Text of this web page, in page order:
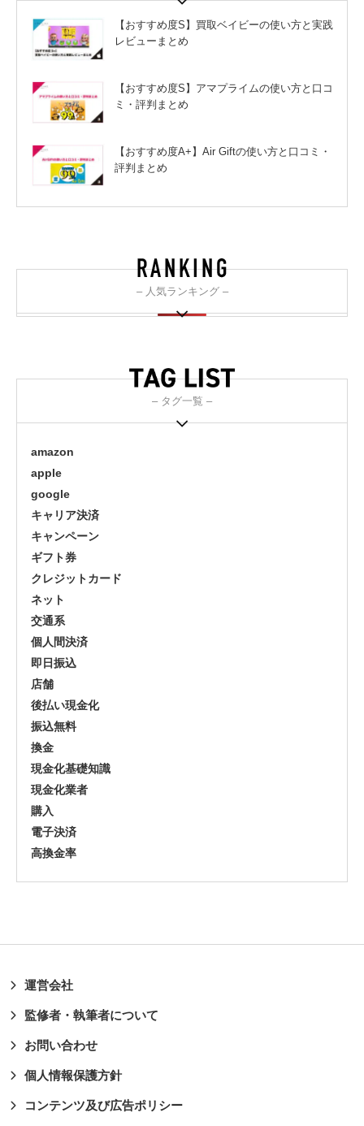
【おすすめ度S】買取ベイビーの使い方と実践
レビューまとめ
【おすすめ度S】アマプライムの使い方と口コ
ミ・評判まとめ
【おすすめ度A+】Air Giftの使い方と口コミ・
評判まとめ
– 人気ランキング –
– タグ一覧 –
amazon
apple
google
キャリア決済
キャンペーン
ギフト券
クレジットカード
ネット
交通系
個人間決済
即日振込
店舗
後払い現金化
振込無料
換金
現金化基礎知識
現金化業者
購入
電子決済
高換金率
運営会社
監修者・執筆者について
お問い合わせ
個人情報保護方針
コンテンツ及び広告ポリシー